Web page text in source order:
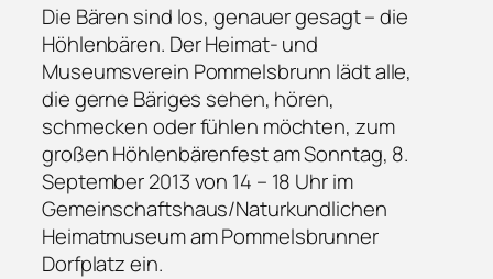
Die Bären sind los, genauer gesagt – die
Höhlenbären. Der Heimat- und
Museumsverein Pommelsbrunn lädt alle,
die gerne Bäriges sehen, hören,
schmecken oder fühlen möchten, zum
großen Höhlenbärenfest am Sonntag, 8.
September 2013 von 14 – 18 Uhr im
Gemeinschaftshaus/Naturkundlichen
Heimatmuseum am Pommelsbrunner
Dorfplatz ein.